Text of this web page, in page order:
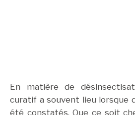
En matière de
curatif a souvent lieu lorsque
été constatés. Que ce soit